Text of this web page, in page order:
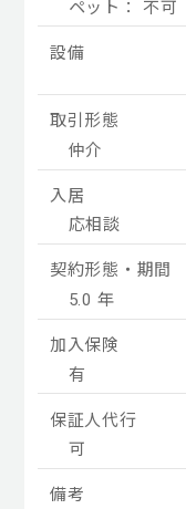
ペット： 不可
設備
取引形態
仲介
入居
応相談
契約形態・期間
5.0 年
加入保険
有
保証人代行
可
備考